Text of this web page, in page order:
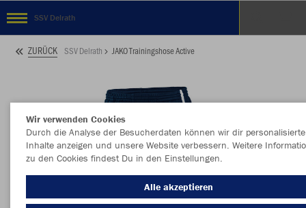
SSV Delrath
ZURÜCK SSV Delrath JAKO Trainingshose Active
Wir verwenden Cookies
Durch die Analyse der Besucherdaten können wir dir personalisierte
Inhalte anzeigen und unsere Website verbessern. Weitere
zu den Cookies findest Du in den Einstellungen.
Alle akzeptieren